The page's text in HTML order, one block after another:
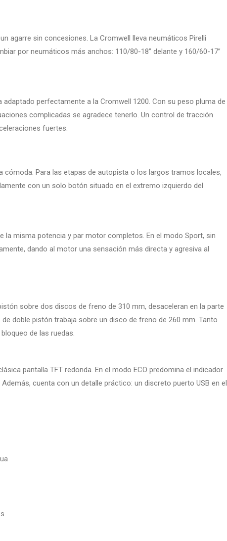
agarre sin concesiones. La Cromwell lleva neumáticos Pirelli
por neumáticos más anchos: 110/80-18” delante y 160/60-17”
perfectamente a la Cromwell 1200. Con su peso pluma de
complicadas se agradece tenerlo. Un control de tracción
fuertes.
Para las etapas de autopista o los largos tramos locales,
con un solo botón situado en el extremo izquierdo del
la misma potencia y par motor completos. En el modo Sport, sin
dando al motor una sensación más directa y agresiva al
sobre dos discos de freno de 310 mm, desaceleran en la parte
doble pistón trabaja sobre un disco de freno de 260 mm. Tanto
de las ruedas.
pantalla TFT redonda. En el modo ECO predomina el indicador
cuenta con un detalle práctico: un discreto puerto USB en el